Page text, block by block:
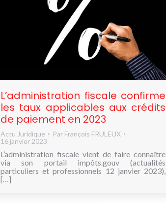
L’administration fiscale confirme
les taux applicables aux crédits
de paiement en 2023
Actu Juridique Par François FRULEUX
16 janvier 2023
L’administration fiscale vient de faire connaître
via son portail impôts.gouv (actualités
particuliers et professionnels 12 janvier 2023),
[…]